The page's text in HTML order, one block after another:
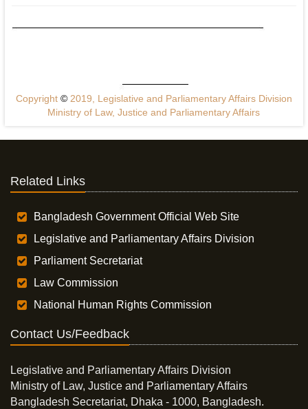
Copyright ©2019, Legislative and Parliamentary Affairs Division
Ministry of Law, Justice and Parliamentary Affairs
Related Links
Bangladesh Government Official Web Site
Legislative and Parliamentary Affairs Division
Parliament Secretariat
Law Commission
National Human Rights Commission
Contact Us/Feedback
Legislative and Parliamentary Affairs Division
Ministry of Law, Justice and Parliamentary Affairs
Bangladesh Secretariat, Dhaka - 1000, Bangladesh.